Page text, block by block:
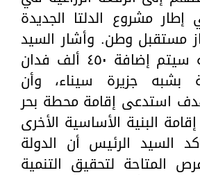
مشروع الدلتا الجديدة
مستقبل وطن. وأشار السيد
الرئيس إلى أنه سيتم إضافة ٤٥٠ ألف فدان
بشبه جزيرة سيناء، وأن
استدعى إقامة محطة بحر
البنية الأساسية الأخرى
السيد الرئيس أن الدولة
المتاحة لتحقيق التنمية